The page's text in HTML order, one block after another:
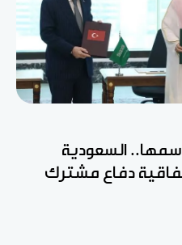
السعودية
دفاع مشترك